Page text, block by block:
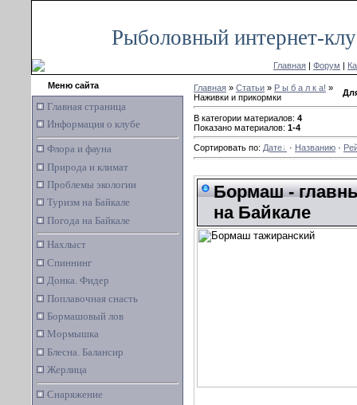
Рыболовный интернет-
Главная | Форум |
Меню сайта
Главная страница
Информация о клубе
Флора и фауна
Природа и климат
Проблемы экологии
Туризм на Байкале
Погода на Байкале
Нахлыст
Спиннинг
Донка. Фидер
Поплавочная снасть
Бормашовый лов
Мормышка
Блесна. Балансир
Жерлица
Снаряжение
Главная » Статьи » Р ы б а л к а! »
Наживки и прикормки
В категории материалов: 4
Показано материалов: 1-4
Сортировать по: Дате · Названию ·
Бормаш -
на Байкале